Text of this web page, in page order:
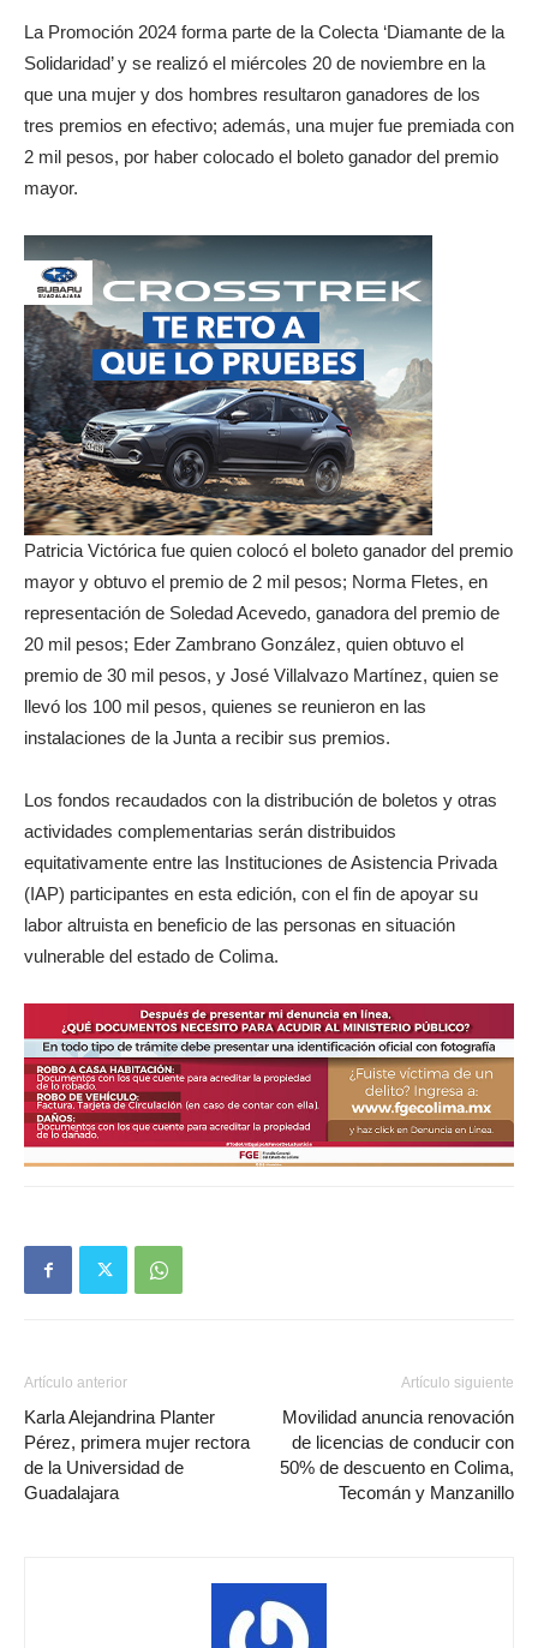
La Promoción 2024 forma parte de la Colecta ‘Diamante de la
Solidaridad’ y se realizó el miércoles 20 de noviembre en la
que una mujer y dos hombres resultaron ganadores de los
tres premios en efectivo; además, una mujer fue premiada con
2 mil pesos, por haber colocado el boleto ganador del premio
mayor.
Patricia Victórica fue quien colocó el boleto ganador del premio
mayor y obtuvo el premio de 2 mil pesos; Norma Fletes, en
representación de Soledad Acevedo, ganadora del premio de
20 mil pesos; Eder Zambrano González, quien obtuvo el
premio de 30 mil pesos, y José Villalvazo Martínez, quien se
llevó los 100 mil pesos, quienes se reunieron en las
instalaciones de la Junta a recibir sus premios.
Los fondos recaudados con la distribución de boletos y otras
actividades complementarias serán distribuidos
equitativamente entre las Instituciones de Asistencia Privada
(IAP) participantes en esta edición, con el fin de apoyar su
labor altruista en beneficio de las personas en situación
vulnerable del estado de Colima.
Artículo anterior
Karla Alejandrina Planter
Pérez, primera mujer rectora
de la Universidad de
Guadalajara
Artículo siguiente
Movilidad anuncia renovación
de licencias de conducir con
50% de descuento en Colima,
Tecomán y Manzanillo